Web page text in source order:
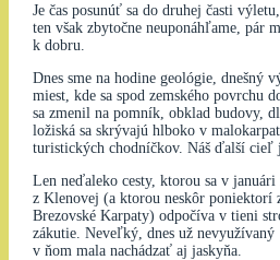
Je čas posunúť sa do druhej časti
ten však zbytočne neuponáhľame, pár
k dobru.
Dnes sme na hodine geológie, dnešný
miest, kde sa spod zemského povrchu
sa zmenil na pomník, obklad budovy,
ložiská sa skrývajú hlboko v
turistických chodníčkov. Náš ďalší cieľ
Len neďaleko cesty, ktorou sa v
z Klenovej (a ktorou neskôr poniektorí
Brezovské Karpaty) odpočíva v tieni
zákutie. Neveľký, dnes už
v ňom mala nachádzať aj jaskyňa.